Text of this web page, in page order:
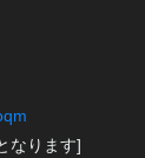
なります]